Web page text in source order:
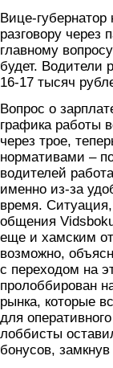
Вице-губернатор
разговору через
главному
будет. Водители
16-17 тысяч
Вопрос о
графика работы
через трое,
нормативами –
водителей
именно из-за
время.
общения
еще и хамским
возможно,
с переходом на
пролоббирован
рынка, которые
для
лоббисты
бонусов,